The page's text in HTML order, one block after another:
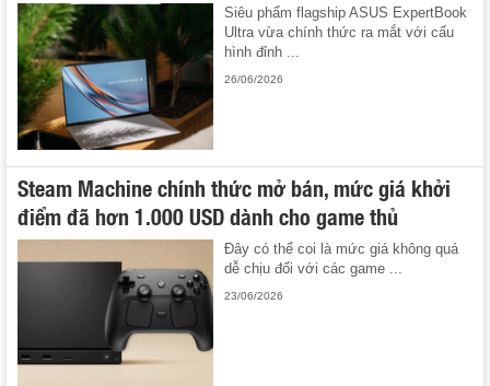
Siêu phẩm flagship ASUS ExpertBook
Ultra vừa chính thức ra mắt với cấu
hình đỉnh ...
26/06/2026
Steam Machine chính thức mở bán, mức giá khởi
điểm đã hơn 1.000 USD dành cho game thủ
Đây có thể coi là mức giá không quá
dễ chịu đối với các game ...
23/06/2026